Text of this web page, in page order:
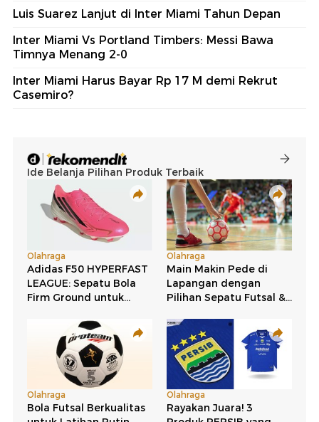
Luis Suarez Lanjut di Inter Miami Tahun Depan
Inter Miami Vs Portland Timbers: Messi Bawa
Timnya Menang 2-0
Inter Miami Harus Bayar Rp 17 M demi Rekrut
Casemiro?